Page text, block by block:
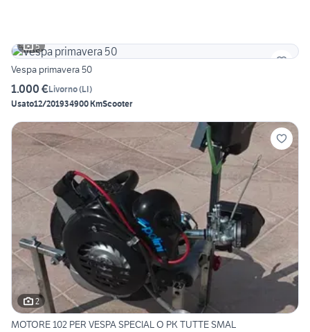
5
Vespa primavera 50
1.000 €Livorno(LI)
Usato12/201934900 KmScooter
2
MOTORE 102 PER VESPA SPECIAL O PK TUTTE SMAL